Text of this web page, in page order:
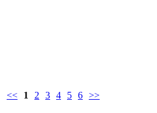
<<
1 2 3 4 5 6 >>